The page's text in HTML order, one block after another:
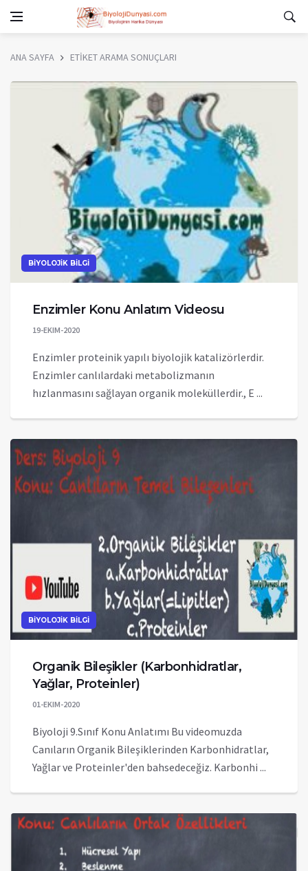
ANA SAYFA ETİKET ARAMA SONUÇLARI
BİYOLOJİK BİLGİ
Enzimler Konu Anlatım Videosu
19-EKIM-2020
Enzimler proteinik yapılı biyolojik katalizörlerdir.
Enzimler canlılardaki metabolizmanın
hızlanmasını sağlayan organik moleküllerdir., E ...
BİYOLOJİK BİLGİ
Organik Bileşikler (Karbonhidratlar,
Yağlar, Proteinler)
01-EKIM-2020
Biyoloji 9.Sınıf Konu Anlatımı Bu videomuzda
Canıların Organik Bileşiklerinden Karbonhidratlar,
Yağlar ve Proteinler'den bahsedeceğiz. Karbonhi ...